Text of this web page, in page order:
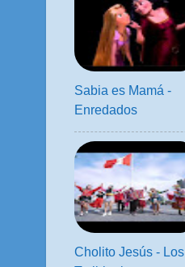
Sabia es Mamá -
Enredados
Cholito Jesús - Los